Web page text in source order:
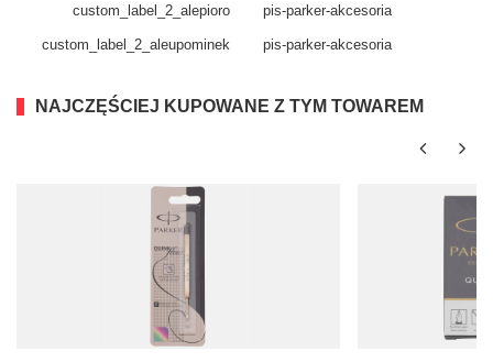
custom_​label_​2_alepioro pis-parker-akcesoria
custom_​label_​2_aleupominek pis-parker-akcesoria
NAJCZĘŚCIEJ KUPOWANE Z TYM TOWAREM